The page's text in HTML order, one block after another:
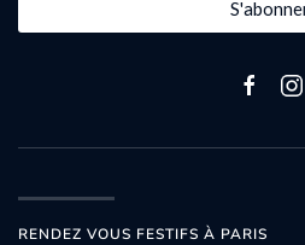
RENDEZ VOUS FESTIFS À PARIS